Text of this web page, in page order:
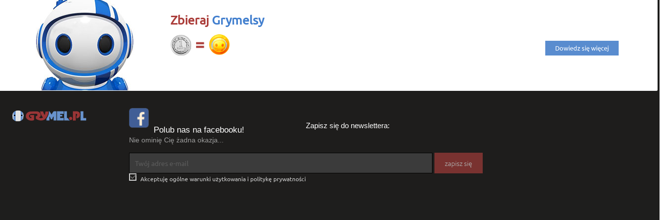
Zbieraj Grymelsy
Dowiedz się więcej
Polub nas na facebooku!
Nie ominię Cię żadna okazja...
Zapisz się do newslettera:
 Akceptuję ogólne warunki użytkowania i politykę prywatności